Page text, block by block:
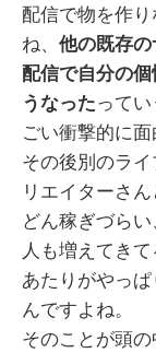
配信で物を作
ね、 他の既存
配信で自分の
うなったって
ごい衝撃的に面
その後別のラ
リエイターさ
どん稼ぎづら
人も増えてき
あたりがやっ
んですよね。
そのことが頭